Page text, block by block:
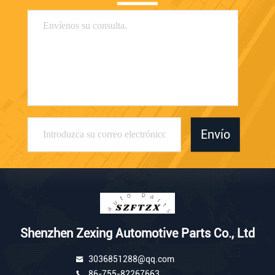
Envío
Shenzhen Zexing Automotive Parts Co., Ltd
3036851288@qq.com